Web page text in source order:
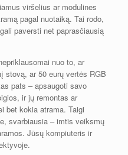
viršelius ar modulines
pagal nuotaiką. Tai rodo,
paversti net paprasčiausią
nuo to, ar
stovą, ar 50 eurų vertės RGB
pats – apsaugoti savo
ir jų remontas ar
bet kokia atrama. Taigi
svarbiausia – imtis veiksmų
Jūsų kompiuteris ir